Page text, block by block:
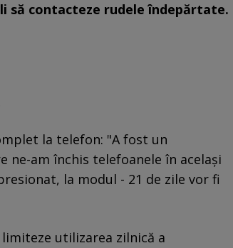
să contacteze rudele îndepărtate.
la telefon: "A fost un
ne-am închis telefoanele în același
la modul - 21 de zile vor fi
limiteze utilizarea zilnică a